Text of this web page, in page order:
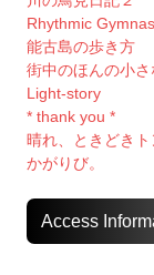
Rhythmic
能古島の歩き方
街中のほんの小
Light-story
* thank you *
晴れ、ときどきト
かがりび。
Access